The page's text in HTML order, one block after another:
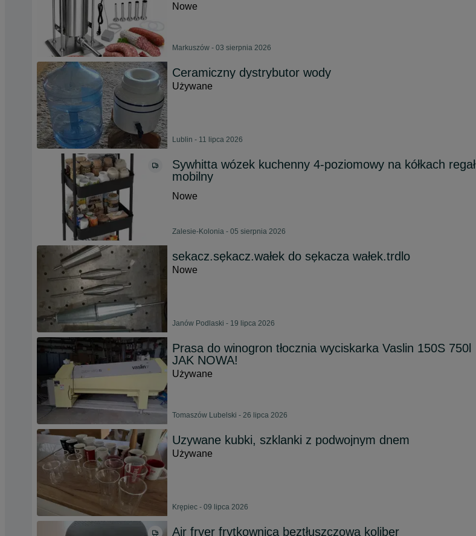
Nowe
Markuszów - 03 sierpnia 2026
Ceramiczny dystrybutor wody
Używane
Lublin - 11 lipca 2026
Sywhitta wózek kuchenny 4-poziomowy na kółkach regał
mobilny
Nowe
Zalesie-Kolonia - 05 sierpnia 2026
sekacz.sękacz.wałek do sękacza wałek.trdlo
Nowe
Janów Podlaski - 19 lipca 2026
Prasa do winogron tłocznia wyciskarka Vaslin 150S 750l
JAK NOWA!
Używane
Tomaszów Lubelski - 26 lipca 2026
Uzywane kubki, szklanki z podwojnym dnem
Używane
Krępiec - 09 lipca 2026
Air fryer frytkownica beztłuszczowa koliber